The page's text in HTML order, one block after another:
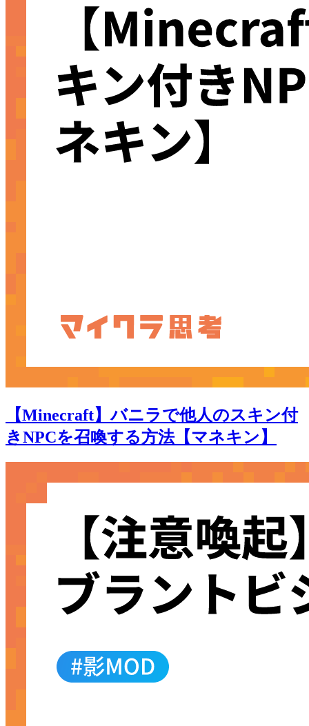
【Minecraft】バニラで他人のスキン付
きNPCを召喚する方法【マネキン】